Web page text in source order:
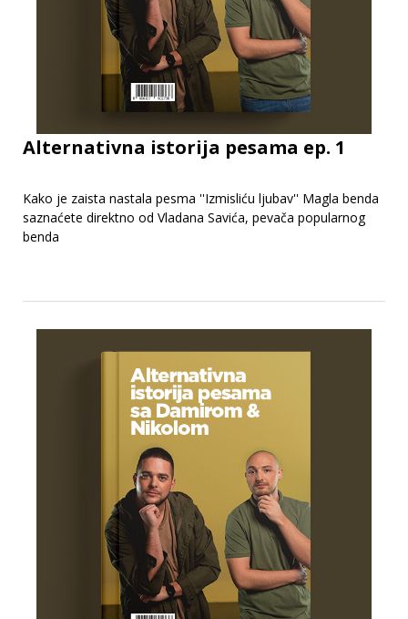
Alternativna istorija pesama ep. 1
Kako je zaista nastala pesma ''Izmisliću ljubav'' Magla benda
saznaćete direktno od Vladana Savića, pevača popularnog
benda